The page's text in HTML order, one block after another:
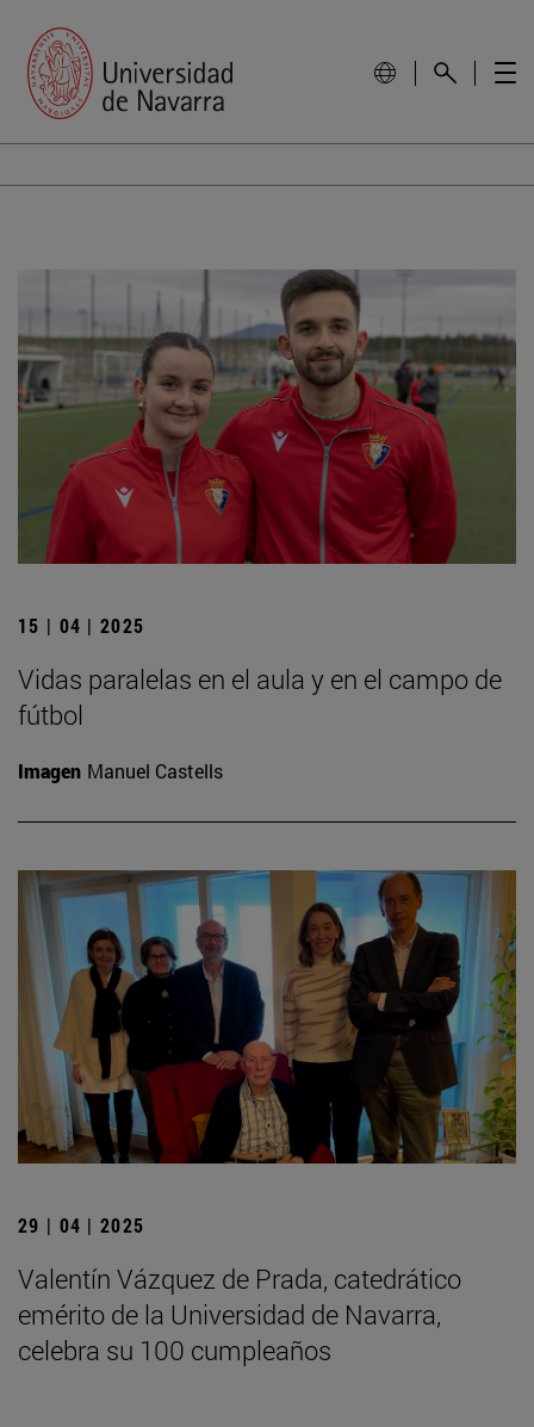
15 | 04 | 2025
Vidas paralelas en el aula y en el campo de
fútbol
Imagen Manuel Castells
29 | 04 | 2025
Valentín Vázquez de Prada, catedrático
emérito de la Universidad de Navarra,
celebra su 100 cumpleaños